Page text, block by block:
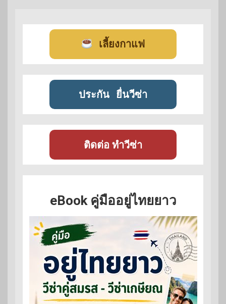
เลี้ยงกาแฟ
ประกัน ยื่นวีซ่า
ติดต่อ ทำวีซ่า
eBook คู่มืออยู่ไทยยาว